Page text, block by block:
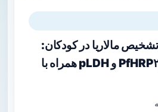
مالاریا در کودکان:
الگوریتم توالی‌دار PfHRP۲ و pLDH همراه با